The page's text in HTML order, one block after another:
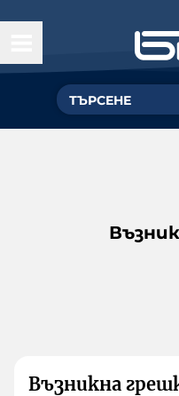
Възникна